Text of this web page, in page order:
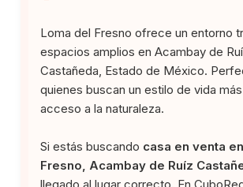
Loma del Fresno ofrece un entorno
espacios amplios en Acambay de
Castañeda, Estado de México.
quienes buscan un estilo de vida
acceso a la naturaleza.
Si estás buscando casa en venta
Fresno, Acambay de Ruíz
llegado al lugar correcto. En